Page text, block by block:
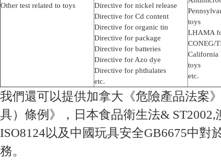
Other test related to toys
Directive for nickel release
Directive for Cd content
Directive for organic tin
Directive for package
Directive for batteries
Directive for Azo dye
Directive for phthalates
etc.
toys
LHAMA
CONEG/
California
toys
etc.
我們還可以提供加拿大《危險產品法案
具）條例》，日本食品衛生法& ST2002,
ISO8124以及中國玩具安全GB6675中對
務。